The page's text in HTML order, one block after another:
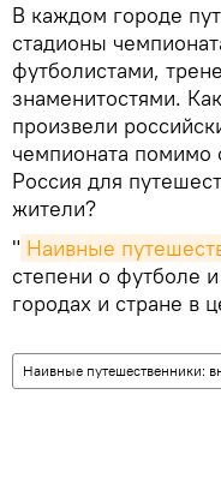
В каждом городе
стадионы
футболистами,
знаменитостями.
произвели
чемпионата помимо
Россия для
жители?
" Наивные
степени о футболе
городах и стране в
Наивные путешественники: